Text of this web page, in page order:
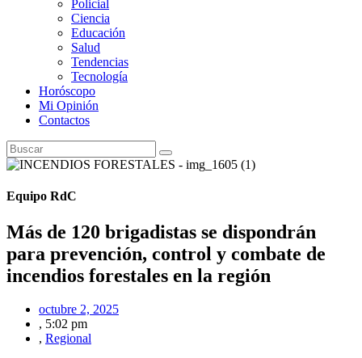
Policial
Ciencia
Educación
Salud
Tendencias
Tecnología
Horóscopo
Mi Opinión
Contactos
Equipo RdC
Más de 120 brigadistas se dispondrán
para prevención, control y combate de
incendios forestales en la región
octubre 2, 2025
, 5:02 pm
, Regional